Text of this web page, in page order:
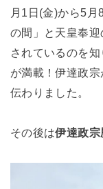
月1日(金)から5
の間」と天皇奉
されているのを
が満載！伊達政
伝わりました。
その後は伊達政宗